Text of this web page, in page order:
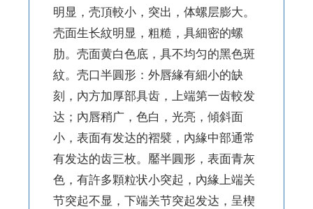
明显，壳頂較小，突出，体螺层膨大。
壳面生长紋明显，粗糙，具細密的螺
肋。壳面黄白色底，具不均匀的黑色斑
紋。壳口半圓形：外唇緣有細小的缺
刻，內方加厚部具齿，上端第一齿較发
达；內唇稍广，色白，光亮，傾斜面
小，表面有发达的褶襞，內緣中部通常
有发达的齿三枚。靨半圓形，表面青灰
色，有許多顆粒状小突起，內緣上端关
节突起不显，下端关节突起发达，呈楔